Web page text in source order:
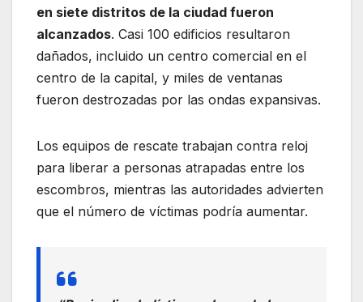
en siete distritos de la ciudad fueron
alcanzados. Casi 100 edificios resultaron
dañados, incluido un centro comercial en el
centro de la capital, y miles de ventanas
fueron destrozadas por las ondas expansivas.
Los equipos de rescate trabajan contra reloj
para liberar a personas atrapadas entre los
escombros, mientras las autoridades advierten
que el número de víctimas podría aumentar.